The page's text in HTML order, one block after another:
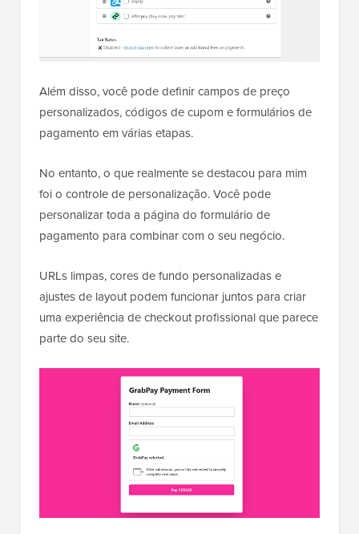
Além disso, você pode definir campos de preço
personalizados, códigos de cupom e formulários de
pagamento em várias etapas.
No entanto, o que realmente se destacou para mim
foi o controle de personalização. Você pode
personalizar toda a página do formulário de
pagamento para combinar com o seu negócio.
URLs limpas, cores de fundo personalizadas e
ajustes de layout podem funcionar juntos para criar
uma experiência de checkout profissional que parece
parte do seu site.